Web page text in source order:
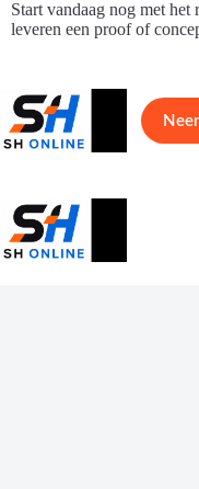
Ga
naar
Start vandaag nog met
leveren een proof of